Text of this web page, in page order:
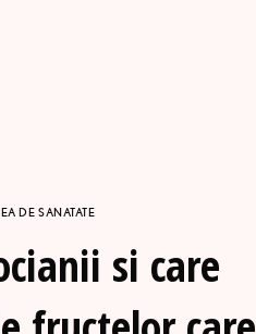
DE SANATATE
si care